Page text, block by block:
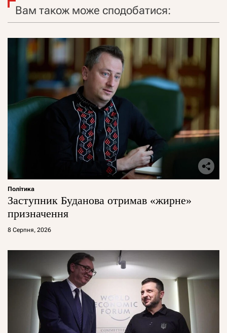
Вам також може сподобатися:
Політика
Заступник Буданова отримав «жирне»
призначення
8 Серпня, 2026